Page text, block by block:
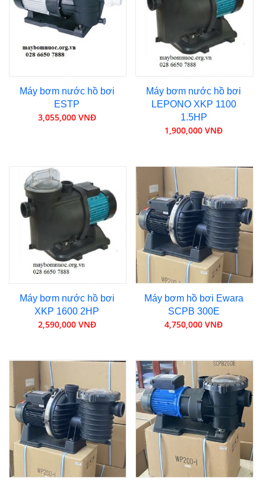
Máy bơm nước hồ bơi
ESTP
3,055,000 VNĐ
Máy bơm nước hồ bơi
LEPONO XKP 1100
1.5HP
1,900,000 VNĐ
Máy bơm nước hồ bơi
XKP 1600 2HP
2,590,000 VNĐ
Máy bơm hồ bơi Ewara
SCPB 300E
4,750,000 VNĐ